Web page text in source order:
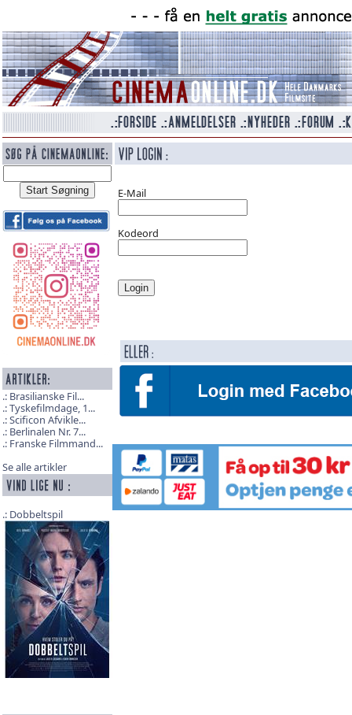
Brasilianske Fil...
Tyskefilmdage, 1...
Scificon Afvikle...
Berlinalen Nr. 7...
Franske Filmmand...
Se alle artikler
Dobbeltspil
E-Mail
Kodeord